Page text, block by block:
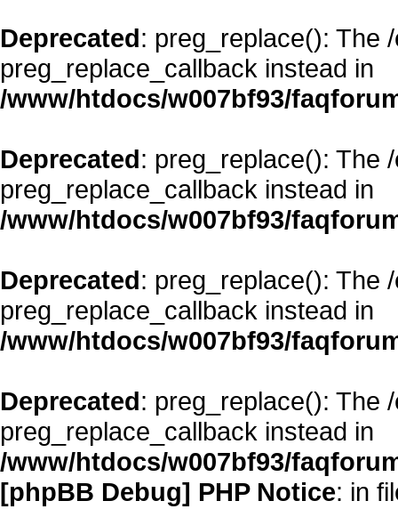
Deprecated: preg_replace(): The
preg_replace_callback instead in
/www/htdocs/w007bf93/
Deprecated: preg_replace(): The
preg_replace_callback instead in
/www/htdocs/w007bf93/
Deprecated: preg_replace(): The
preg_replace_callback instead in
/www/htdocs/w007bf93/
Deprecated: preg_replace(): The
preg_replace_callback instead in
/www/htdocs/w007bf93/
[phpBB Debug] PHP Notice: in